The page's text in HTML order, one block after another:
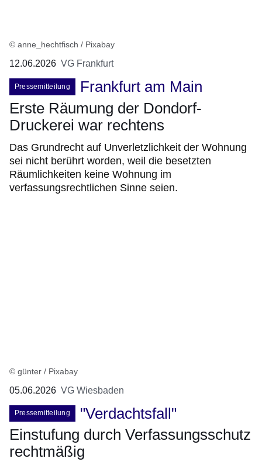
© anne_hechtfisch / Pixabay
12.06.2026 VG Frankfurt
Pressemitteilung
Frankfurt am Main
Erste Räumung der Dondorf-
Druckerei war rechtens
Das Grundrecht auf Unverletzlichkeit der Wohnung
sei nicht berührt worden, weil die besetzten
Räumlichkeiten keine Wohnung im
verfassungsrechtlichen Sinne seien.
© günter / Pixabay
05.06.2026 VG Wiesbaden
Pressemitteilung
"Verdachtsfall"
Einstufung durch Verfassungsschutz
rechtmäßig